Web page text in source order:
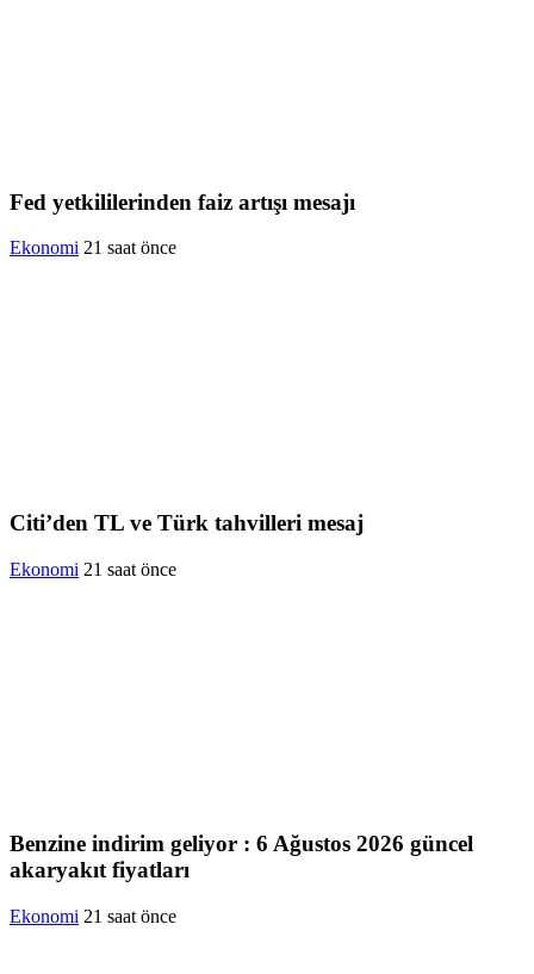
Fed yetkililerinden faiz artışı mesajı
Ekonomi 21 saat önce
Citi’den TL ve Türk tahvilleri mesaj
Ekonomi 21 saat önce
Benzine indirim geliyor : 6 Ağustos 2026 güncel
akaryakıt fiyatları
Ekonomi 21 saat önce